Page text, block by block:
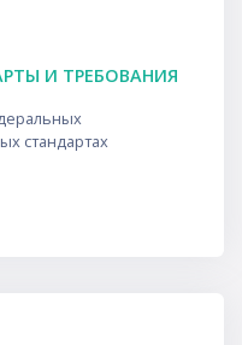
И ТРЕБОВАНИЯ
стандартах